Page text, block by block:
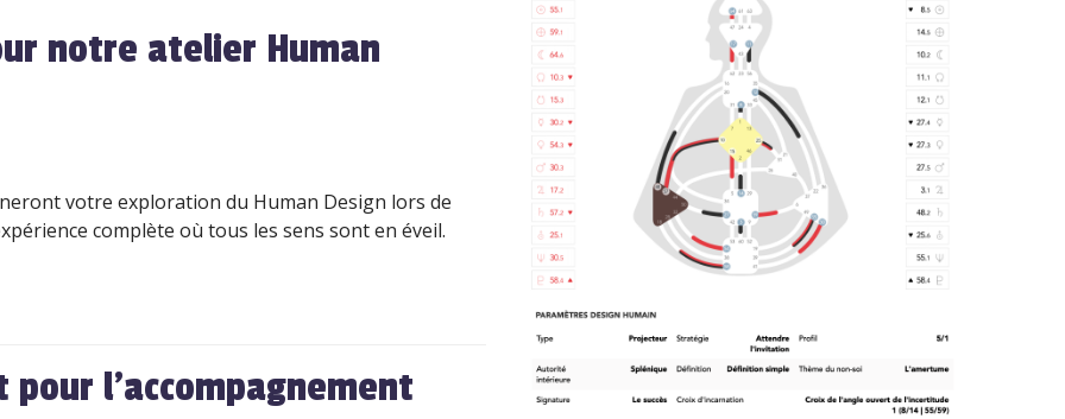
notre atelier Human
votre exploration du Human Design lors de
complète où tous les sens sont en éveil.
pour l'accompagnement